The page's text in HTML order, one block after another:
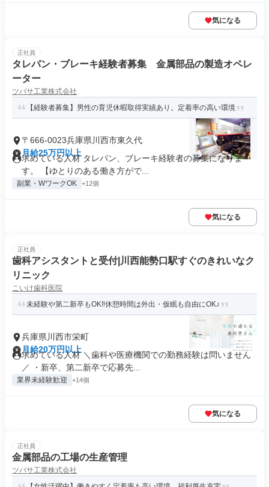
気になる
正社員
タレパン・ブレーキ経験者募集 金属部品の製造オペレ
ーター
ツバサ工業株式会社
【経験者募集】男性の育児休暇取得実績あり。定着率の高い環境
〒666-0023兵庫県川西市東久代
月給25万円以上
求めている人材 タレパン、ブレーキ経験者の募集になりま
す。 【ゆとりのある働き方がで...
副業・WワークOK +12個
気になる
正社員
歯科アシスタントと受付|川西能勢口駅すぐのきれいなク
リニック
こいけ歯科医院
未経験や第二新卒もOK‼休憩時間は外出・仮眠も自由にOK♪
兵庫県川西市栄町
月給20万円以上
求めている人材 ＼歯科や医療機関での勤務経験は問いません
／ ・新卒、第二新卒で応募先...
業界未経験歓迎 +14個
気になる
正社員
金属部品の工場の生産管理
ツバサ工業株式会社